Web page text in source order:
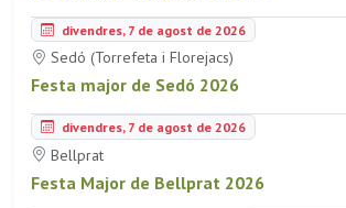
divendres, 7 de agost de 2026
Sedó (Torrefeta i Florejacs)
Festa major de Sedó 2026
divendres, 7 de agost de 2026
Bellprat
Festa Major de Bellprat 2026